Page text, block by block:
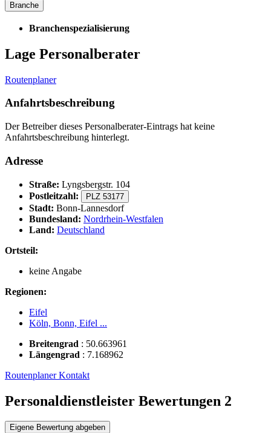
Branche
Branchenspezialisierung
Lage Personalberater
Routenplaner
Anfahrtsbeschreibung
Der Betreiber dieses Personalberater-Eintrags hat keine
Anfahrtsbeschreibung hinterlegt.
Adresse
Straße: Lyngsbergstr. 104
Postleitzahl:
PLZ 53177
Stadt: Bonn-Lannesdorf
Bundesland: Nordrhein-Westfalen
Land: Deutschland
Ortsteil:
keine Angabe
Regionen:
Eifel
Köln, Bonn, Eifel ...
Breitengrad : 50.663961
Längengrad : 7.168962
RoutenplanerKontakt
Personaldienstleister Bewertungen 2
Eigene Bewertung abgeben